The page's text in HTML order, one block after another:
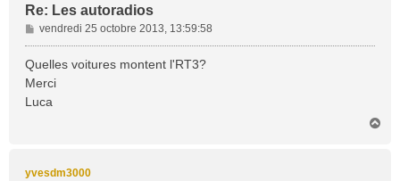
Re: Les autoradios
M
e
s
a
g
vendredi 25 octobre 2013, 13:59:58
Quelles voitures montent l'RT3?
Merci
Luca
yvesdm3000